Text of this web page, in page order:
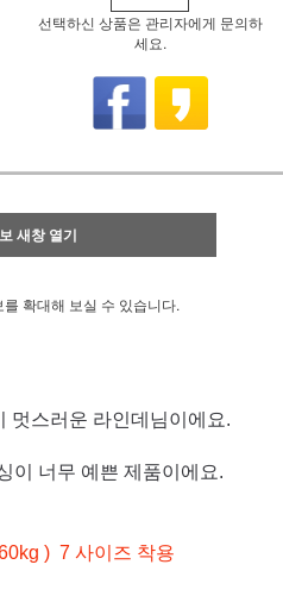
선택하신 상품은 관리자에게 문의하
세요.
새창 열기
확대해 보실 수 있습니다.
멋스러운 라인데님이에요.
이 너무 예쁜 제품이에요.
) 7 사이즈 착용